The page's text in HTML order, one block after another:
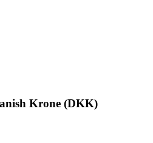
Krone (DKK)